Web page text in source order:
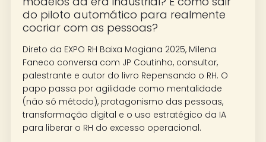
do piloto automático para realmente
cocriar com as pessoas?
Direto da EXPO RH Baixa Mogiana 2025, Milena
Faneco conversa com JP Coutinho, consultor,
palestrante e autor do livro Repensando o RH. O
papo passa por agilidade como mentalidade
(não só método), protagonismo das pessoas,
transformação digital e o uso estratégico da IA
para liberar o RH do excesso operacional.